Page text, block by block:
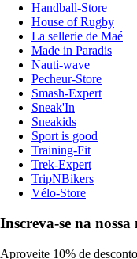
Handball-Store
House of Rugby
La sellerie de Maé
Made in Paradis
Nauti-wave
Pecheur-Store
Smash-Expert
Sneak'In
Sneakids
Sport is good
Training-Fit
Trek-Expert
TripNBikers
Vélo-Store
Inscreva-se na nossa
Aproveite 10% de